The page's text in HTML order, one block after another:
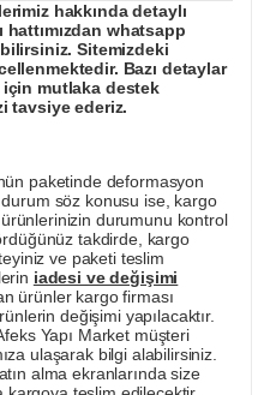
hakkında detaylı
hattımızdan whatsapp
Sitemizdeki
Bazı detaylar
için mutlaka destek
tavsiye ederiz.
paketinde deformasyon
söz konusu ise, kargo
durumunu kontrol
takdirde, kargo
ve paketi teslim
iadesi ve değişimi
ürünler kargo firması
değişimi yapılacaktır.
Yapı Market müşteri
ulaşarak bilgi alabilirsiniz.
alma ekranlarında size